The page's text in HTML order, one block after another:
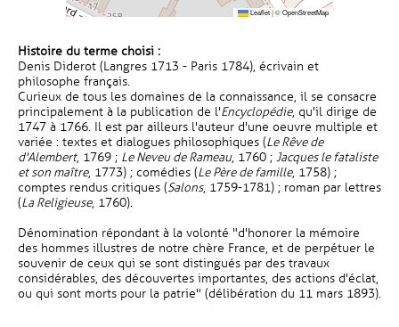
Leaflet|©OpenStreetMap
Histoire du terme choisi :
Denis Diderot (Langres 1713 - Paris 1784), écrivain et
philosophe français.
Curieux de tous les domaines de la connaissance, il se consacre
principalement à la publication de l'Encyclopédie, qu'il dirige de
1747 à 1766. Il est par ailleurs l'auteur d'une oeuvre multiple et
variée : textes et dialogues philosophiques (Le Rêve de
d'Alembert, 1769 ; Le Neveu de Rameau, 1760 ; Jacques le fataliste
et son maître, 1773) ; comédies (Le Père de famille, 1758) ;
comptes rendus critiques (Salons, 1759-1781) ; roman par lettres
(La Religieuse, 1760).
Dénomination répondant à la volonté "d'honorer la mémoire
des hommes illustres de notre chère France, et de perpétuer le
souvenir de ceux qui se sont distingués par des travaux
considérables, des découvertes importantes, des actions d'éclat,
ou qui sont morts pour la patrie" (délibération du 11 mars 1893).